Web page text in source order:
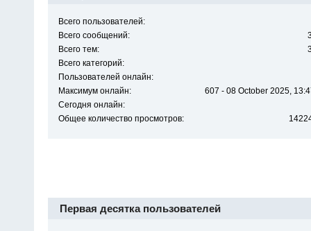
Всего пользователей:
Всего сообщений:
Всего тем:
Всего категорий:
Пользователей онлайн:
Максимум онлайн:
607 - 08 October 2025,
Сегодня онлайн:
Общее количество просмотров:
Первая десятка пользователей